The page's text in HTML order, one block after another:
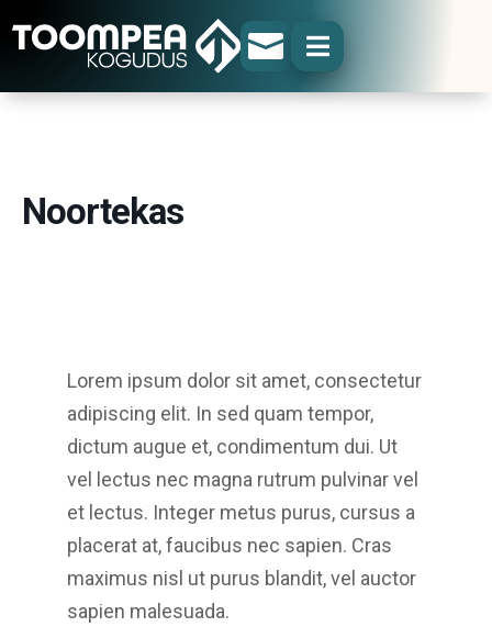
 
Noortekas
Lorem ipsum dolor sit amet, consectetur
adipiscing elit. In sed quam tempor,
dictum augue et, condimentum dui. Ut
vel lectus nec magna rutrum pulvinar vel
et lectus. Integer metus purus, cursus a
placerat at, faucibus nec sapien. Cras
maximus nisl ut purus blandit, vel auctor
sapien malesuada.